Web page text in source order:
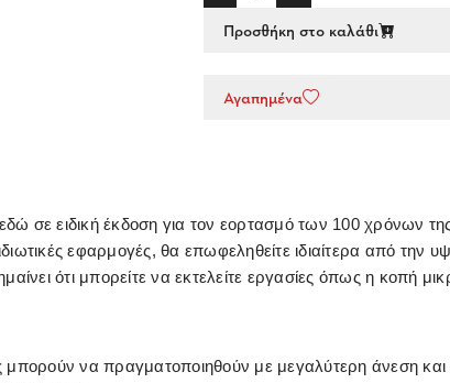
Προσθήκη στο καλάθι
Αγαπημένα
ειδική έκδοση για τον εορτασμό των 100 χρόνων της
εφαρμογές, θα επωφεληθείτε ιδιαίτερα από την
ότι μπορείτε να εκτελείτε εργασίες όπως η κοπή
μπορούν να πραγματοποιηθούν με μεγαλύτερη άνεση